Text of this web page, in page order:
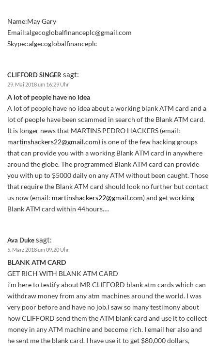
Name:May Gary
Email:algecoglobalfinanceplc@gmail.com
Skype::algecoglobalfinanceplc
CLIFFORD SINGER sagt:
29. Mai 2018 um 16:29 Uhr
A lot of people have no idea
A lot of people have no idea about a working blank ATM card and a
lot of people have been scammed in search of the Blank ATM card.
It is longer news that MARTINS PEDRO HACKERS (email:
martinshackers22@gmail.com) is one of the few hacking groups
that can provide you with a working Blank ATM card in anywhere
around the globe. The programmed Blank ATM card can provide
you with up to $5000 daily on any ATM without been caught. Those
that require the Blank ATM card should look no further but contact
us now (email: martinshackers22@gmail.com) and get working
Blank ATM card within 44hours….
Ava Dukesagt:
5. März 2018 um 09:20 Uhr
BLANK ATM CARD
GET RICH WITH BLANK ATM CARD
i’m here to testify about MR CLIFFORD blank atm cards which can
withdraw money from any atm machines around the world. I was
very poor before and have no job.I saw so many testimony about
how CLIFFORD send them the ATM blank card and use it to collect
money in any ATM machine and become rich. I email her also and
he sent me the blank card. I have use it to get $80,000 dollars,